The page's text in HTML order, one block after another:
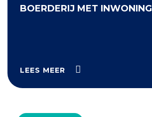
BOERDERIJ MET INWONING
LEES MEER